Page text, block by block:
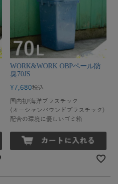
WORK&WORK OBPペール防
臭70JS
¥7,680税込
国内初!海洋プラスチック
(オーシャンバウンドプラスチック)
配合の環境に優しいゴミ箱